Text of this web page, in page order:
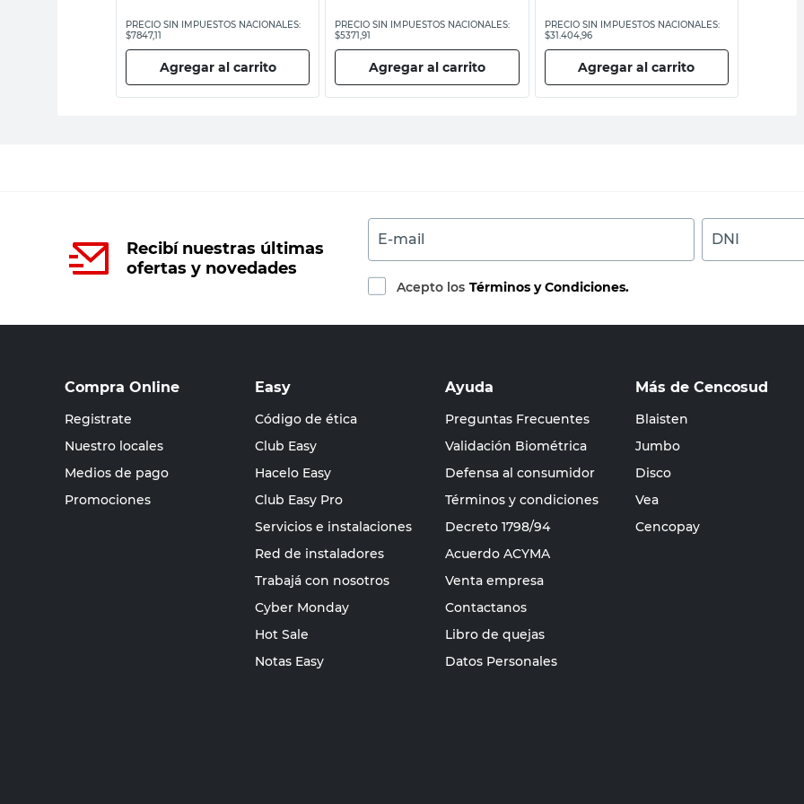
PRECIO SIN IMPUESTOS NACIONALES:
$7847,11
Agregar al carrito
PRECIO SIN IMPUESTOS NACIONALES:
$5371,91
Agregar al carrito
PRECIO SIN IMPUESTOS NACIONALES:
$31.404,96
Agregar al carrito
Recibí nuestras últimas
ofertas y novedades
E-mail DNI
Acepto los Términos y Condiciones.
Compra Online
Registrate
Nuestro locales
Medios de pago
Promociones
Easy
Código de ética
Club Easy
Hacelo Easy
Club Easy Pro
Servicios e instalaciones
Red de instaladores
Trabajá con nosotros
Cyber Monday
Hot Sale
Notas Easy
Ayuda
Preguntas Frecuentes
Validación Biométrica
Defensa al consumidor
Términos y condiciones
Decreto 1798/94
Acuerdo ACYMA
Venta empresa
Contactanos
Libro de quejas
Datos Personales
Más de Cencosud
Blaisten
Jumbo
Disco
Vea
Cencopay